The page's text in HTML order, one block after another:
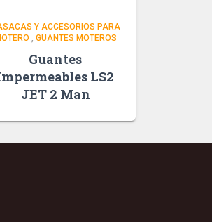
Y ACCESORIOS PARA
, GUANTES MOTEROS
Guantes
LS2
JET 2 Man